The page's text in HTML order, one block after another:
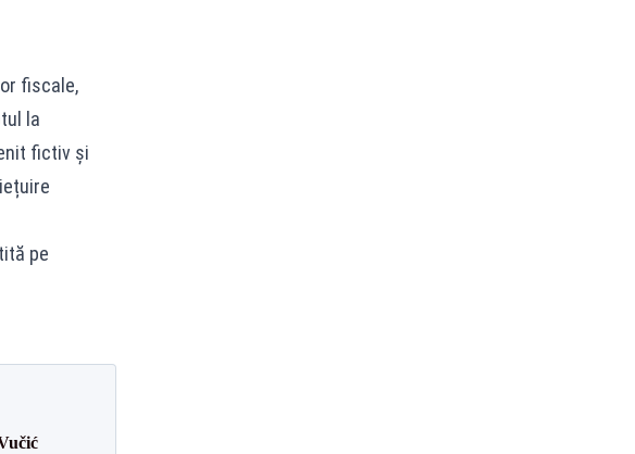
fiscale,
la
fictiv și
pe